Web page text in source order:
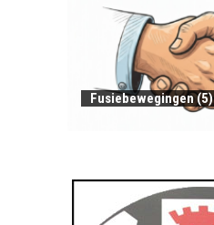
Fusiebewegingen (5)